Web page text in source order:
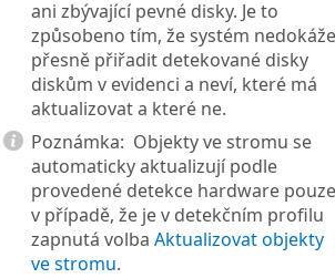
ani zbývající pevné disky. Je to
způsobeno tím, že systém nedokáže
přesně přiřadit detekované disky
diskům v evidenci a neví, které má
aktualizovat a které ne.
Poznámka: Objekty ve stromu se
automaticky aktualizují podle
provedené detekce hardware pouze
v případě, že je v detekčním profilu
zapnutá volba Aktualizovat objekty
ve stromu.